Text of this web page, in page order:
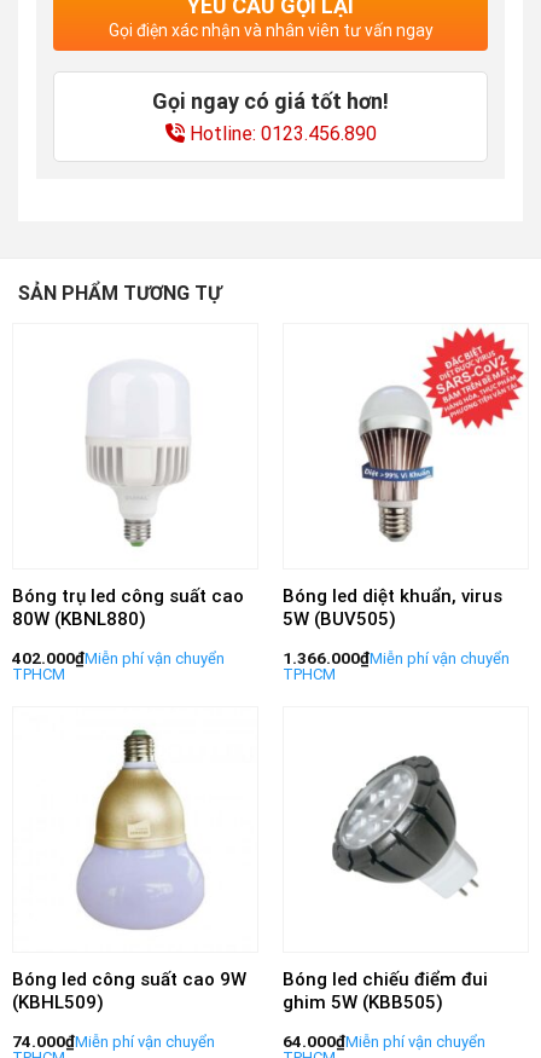
YÊU CẦU GỌI LẠI
Gọi điện xác nhận và nhân viên tư vấn ngay
Gọi ngay có giá tốt hơn!
Hotline: 0123.456.890
SẢN PHẨM TƯƠNG TỰ
Bóng trụ led công suất cao
80W (KBNL880)
402.000₫
Bóng led diệt khuẩn, virus
5W (BUV505)
1.366.000₫
Bóng led công suất cao 9W
(KBHL509)
74.000₫
Bóng led chiếu điểm đui
ghim 5W (KBB505)
64.000₫